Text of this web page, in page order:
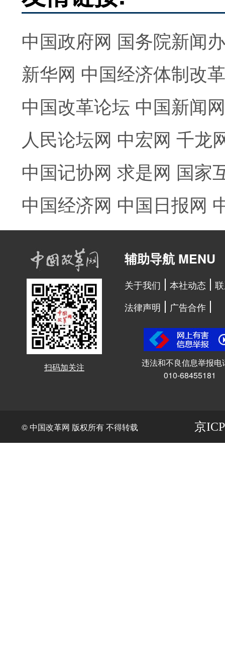
中国政府网 国务院新闻
新华网 中国经济体制改
中国改革论坛 中国新闻网
人民论坛网 中宏网 千龙
中国记协网 求是网 国家
中国经济网 中国日报网
扫码加关注
辅助导航 MENU
关于我们 本社动态
法律声明
广告合作
违法和不良信息举报电
010-68455181
© 中国改革网 版权所有 不得转载 京